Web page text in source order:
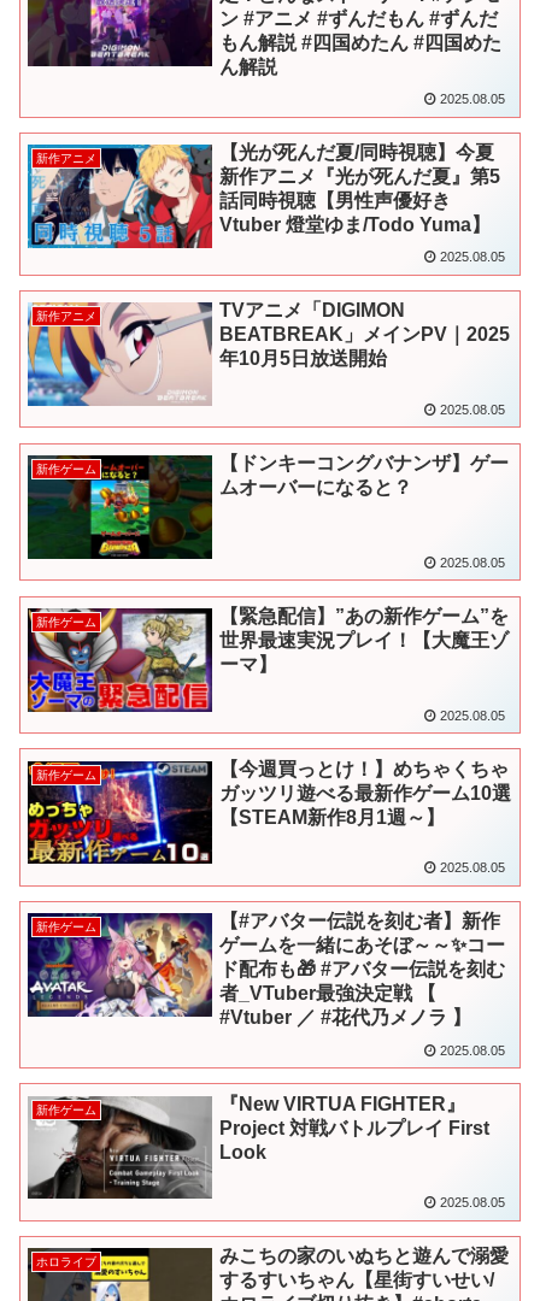
ン #アニメ #ずんだもん #ずんだ
もん解説 #四国めたん #四国めた
ん解説
2025.08.05
新作アニメ
【光が死んだ夏/同時視聴】今夏
新作アニメ『光が死んだ夏』第5
話同時視聴【男性声優好き
Vtuber 燈堂ゆま/Todo Yuma】
2025.08.05
新作アニメ
TVアニメ「DIGIMON
BEATBREAK」メインPV｜2025
年10月5日放送開始
2025.08.05
新作ゲーム
【ドンキーコングバナンザ】ゲー
ムオーバーになると？
2025.08.05
新作ゲーム
【緊急配信】”あの新作ゲーム”を
世界最速実況プレイ！【大魔王ゾ
ーマ】
2025.08.05
新作ゲーム
【今週買っとけ！】めちゃくちゃ
ガッツリ遊べる最新作ゲーム10選
【STEAM新作8月1週～】
2025.08.05
新作ゲーム
【#アバター伝説を刻む者】新作
ゲームを一緒にあそぼ～～✨コー
ド配布も🎁 #アバター伝説を刻む
者_VTuber最強決定戦 【
#Vtuber ／ #花代乃メノラ 】
2025.08.05
新作ゲーム
『New VIRTUA FIGHTER』
Project 対戦バトルプレイ First
Look
2025.08.05
ホロライブ
みこちの家のいぬちと遊んで溺愛
するすいちゃん【星街すいせい/